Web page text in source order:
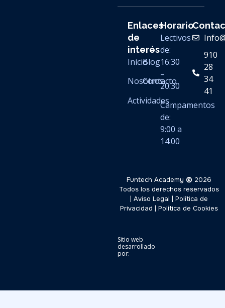
Enlaces
de
interés
Inicio
Nosotros
Actividades
Blog
Contacto
Horario
Lectivos
de:
16:30
–
20:30
Campamentos
de:
9:00 a
14:00
910
28
34
41
Funtech Academy © 2026
Todos los derechos reservados
| Aviso Legal | Política de
Privacidad | Política de Cookies
Sitio web
desarrollado
por: